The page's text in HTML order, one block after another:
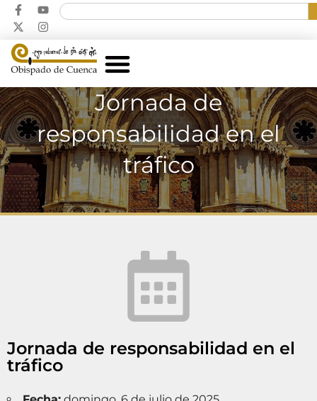
Jornada de
responsabilidad en el
tráfico
Jornada de responsabilidad en el
tráfico